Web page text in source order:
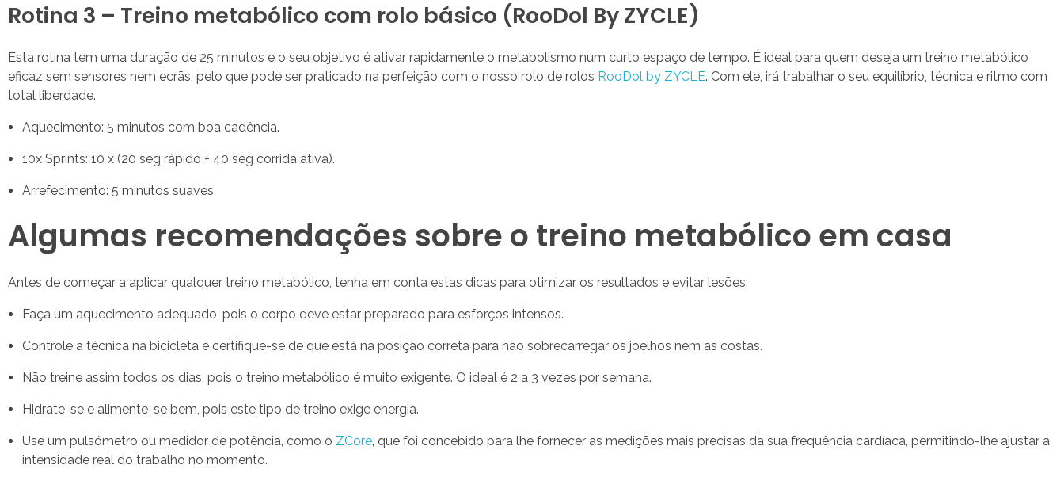
Rotina 3 – Treino metabólico com rolo básico (RooDol By ZYCLE)
Esta rotina tem uma duração de 25 minutos e o seu objetivo é ativar rapidamente o metabolismo num curto espaço de tempo. É ideal para quem deseja um treino metabólico
eficaz sem sensores nem ecrãs, pelo que pode ser praticado na perfeição com o nosso rolo de rolos RooDol by ZYCLE. Com ele, irá trabalhar o seu equilíbrio, técnica e ritmo com
total liberdade.
Aquecimento: 5 minutos com boa cadência.
10x Sprints: 10 x (20 seg rápido + 40 seg corrida ativa).
Arrefecimento: 5 minutos suaves.
Algumas recomendações sobre o treino metabólico em casa
Antes de começar a aplicar qualquer treino metabólico, tenha em conta estas dicas para otimizar os resultados e evitar lesões:
Faça um aquecimento adequado, pois o corpo deve estar preparado para esforços intensos.
Controle a técnica na bicicleta e certifique-se de que está na posição correta para não sobrecarregar os joelhos nem as costas.
Não treine assim todos os dias, pois o treino metabólico é muito exigente. O ideal é 2 a 3 vezes por semana.
Hidrate-se e alimente-se bem, pois este tipo de treino exige energia.
Use um pulsómetro ou medidor de potência, como o ZCore, que foi concebido para lhe fornecer as medições mais precisas da sua frequência cardíaca, permitindo-lhe ajustar a
intensidade real do trabalho no momento.